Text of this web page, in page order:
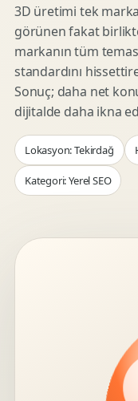
3D üretimi tek
görünen fakat
markanın tüm
standardını
Sonuç; daha net
dijitalde daha ikna
Lokasyon: Tekirdağ
Kategori: Yerel SEO